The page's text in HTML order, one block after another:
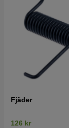
Fjäder
126 kr